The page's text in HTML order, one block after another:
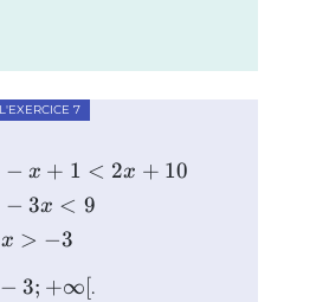
− x + 1 < 2x + 10
− 3x < 9
x > −3
− 3; +∞[.